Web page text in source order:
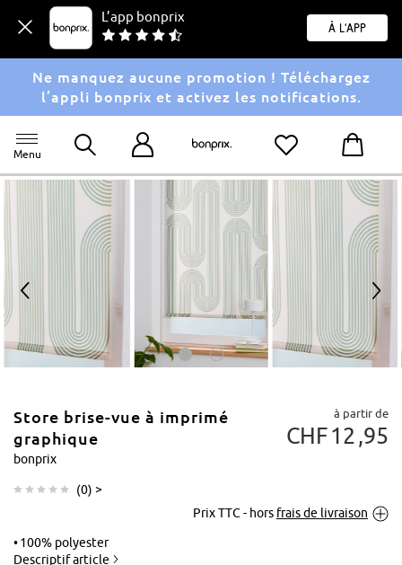
L’app bonprix
À l'app
Ne manquez aucune promotion ! Téléchargez
l’appli bonprix et activez les notifications.
Menu
agrandir
< >
Store brise-vue à imprimé
graphique
bonprix
(0) >
à partir de
CHF12 95
Prix TTC - hors frais de livraison
100% polyester
Descriptif article